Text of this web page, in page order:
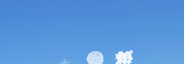
希望が灯る